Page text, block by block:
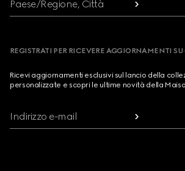
Paese/Regione, Città
REGISTRATI PER RICEVERE AGGIORNAMENTI
Ricevi aggiornamenti esclusivi sul lancio della
personalizzate e scopri le ultime novità della
Indirizzo e-mail